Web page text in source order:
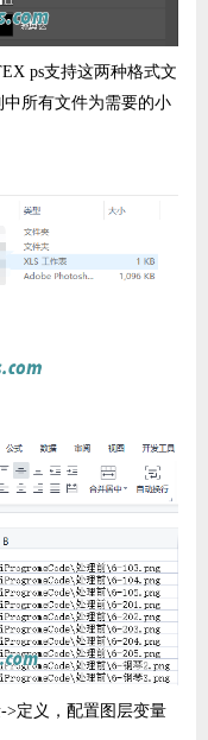
ps支持这两种格式文
所有文件为需要的小
>定义，配置图层变量